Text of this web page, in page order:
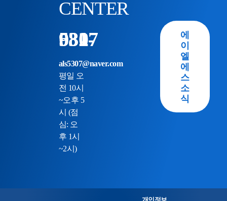
CENTER
031-982-5307
als5307@naver.com
평일 오
전 10시
~오후 5
시 (점
심: 오
후 1시
~2시)
에
이
엘
에
스
소
식